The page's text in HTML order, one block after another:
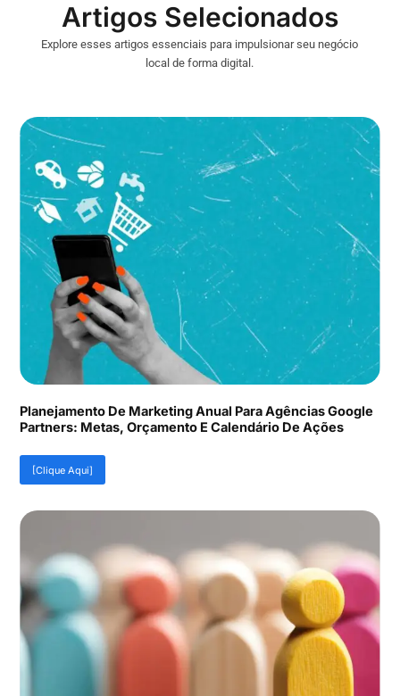
Artigos Selecionados
Explore esses artigos essenciais para impulsionar seu negócio
local de forma digital.
Planejamento De Marketing Anual Para Agências Google
Partners: Metas, Orçamento E Calendário De Ações
[Clique Aqui]